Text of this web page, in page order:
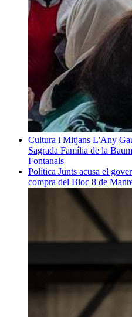
Cultura i Mitjans L'Any
Sagrada Família de la
Fontanals
Política Junts acusa el
compra del Bloc 8 de